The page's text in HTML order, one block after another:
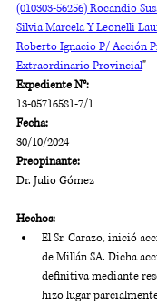
(010303-56256) Rocandio
Silvia Marcela Y Leonelli
Roberto Ignacio P/ Acción
Extraordinario Provincial"
Expediente N°:
13-05716581-7/1
Fecha:
30/10/2024
Preopinante:
Dr. Julio Gómez
Hechos:
El Sr. Carazo, inició
de Millán SA. Dicha
definitiva mediante
hizo lugar